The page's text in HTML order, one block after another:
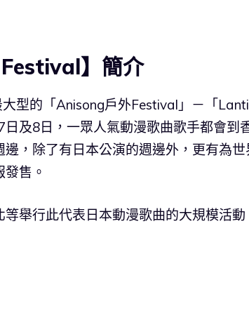
】簡介
型的「Anisong戶外Festival」－「
及8日，一眾人氣動漫歌曲歌手都會到
，除了有日本公演的週邊外，更有為世
售。
舉行此代表日本動漫歌曲的大規模活動